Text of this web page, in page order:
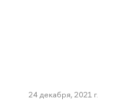
24 декабря, 2021 г.